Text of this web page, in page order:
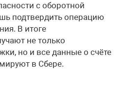
с оборотной
подтвердить операцию
В итоге
не только
но и все данные о счёте
в Сбере.